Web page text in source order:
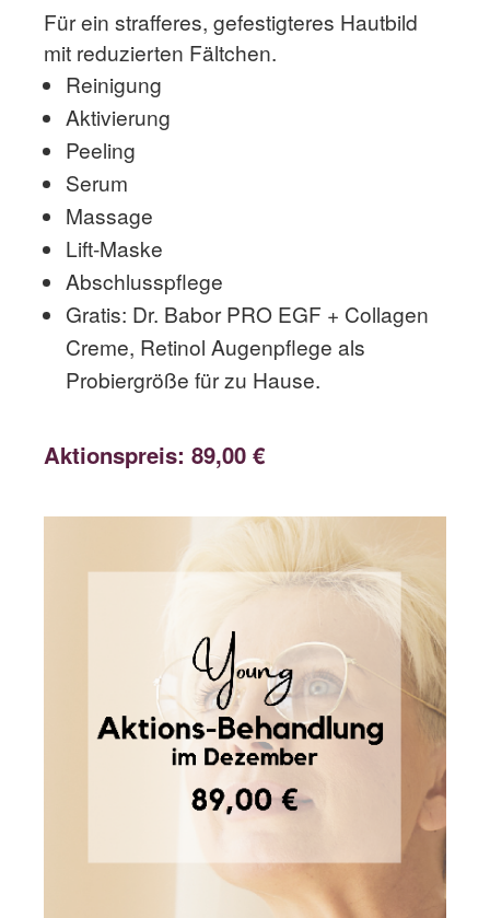
Für ein strafferes, gefestigteres Hautbild
mit reduzierten Fältchen.
Reinigung
Aktivierung
Peeling
Serum
Massage
Lift-Maske
Abschlusspflege
Gratis: Dr. Babor PRO EGF + Collagen
Creme, Retinol Augenpflege als
Probiergröße für zu Hause.
Aktionspreis: 89,00 €